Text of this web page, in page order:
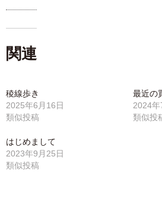
関連
稜線歩き
2025年6月16日
類似投稿
最近の
2024年
類似投
はじめまして
2023年9月25日
類似投稿